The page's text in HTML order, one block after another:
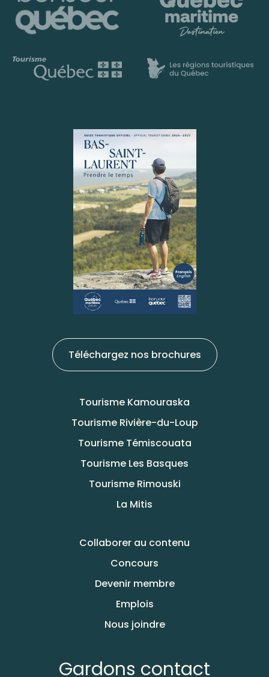
Téléchargez nos brochures
Tourisme Kamouraska
Tourisme Rivière-du-Loup
Tourisme Témiscouata
Tourisme Les Basques
Tourisme Rimouski
La Mitis
Collaborer au contenu
Concours
Devenir membre
Emplois
Nous joindre
Gardons contact